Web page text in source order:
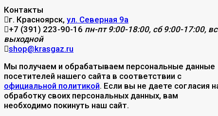
Контакты
г. Красноярск, ул. Северная 9а
+7 (391) 223-90-16 пн-пт 9:00-18:00, сб 9:00-17:00,
выходной
shop@krasgaz.ru
Мы получаем и обрабатываем персональные данные
посетителей нашего сайта в соответствии с
официальной политикой. Если вы не даете согласия
обработку своих персональных данных, вам
необходимо покинуть наш сайт.